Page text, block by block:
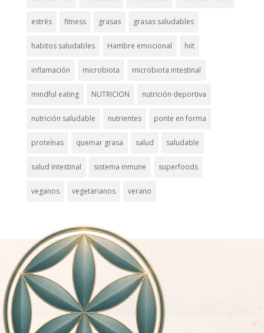
estrés fitness grasas grasas saludables
habitos saludables Hambre emocional hiit
inflamación microbiota microbiota intestinal
mindful eating NUTRICION nutrición deportiva
nutrición saludable nutrientes ponte en forma
proteínas quemar grasa salud saludable
salud intestinal sistema inmune superfoods
veganos vegetarianos verano